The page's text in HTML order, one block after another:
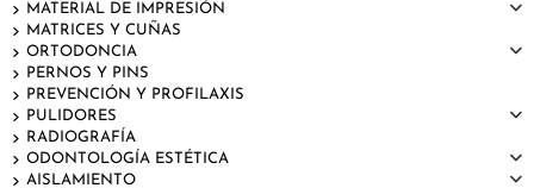
MATERIAL DE IMPRESIÓN
MATRICES Y CUÑAS
ORTODONCIA
PERNOS Y PINS
PREVENCIÓN Y PROFILAXIS
PULIDORES
RADIOGRAFÍA
ODONTOLOGÍA ESTÉTICA
AISLAMIENTO